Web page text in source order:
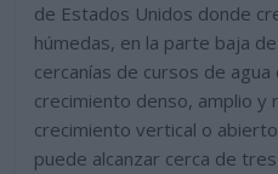
de Estados Unidos donde
húmedas, en la parte baja
cercanías de cursos de
crecimiento denso, amplio y
crecimiento vertical o
puede alcanzar cerca de